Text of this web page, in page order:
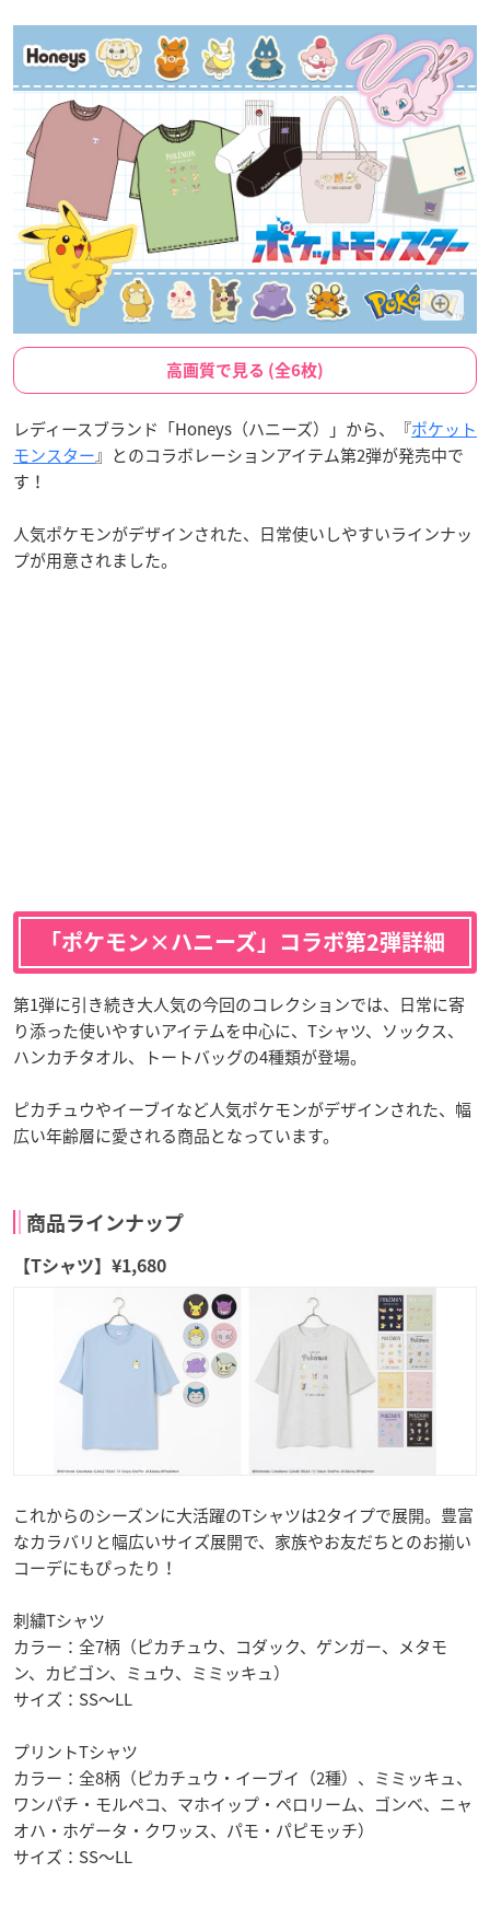
高画質で見る (全6枚)
レディースブランド「Honeys（ハニーズ）」から、『ポケット
モンスター』とのコラボレーションアイテム第2弾が発売中で
す！
人気ポケモンがデザインされた、日常使いしやすいラインナッ
プが用意されました。
「ポケモン×ハニーズ」コラボ第2弾詳細
第1弾に引き続き大人気の今回のコレクションでは、日常に寄
り添った使いやすいアイテムを中心に、Tシャツ、ソックス、
ハンカチタオル、トートバッグの4種類が登場。
ピカチュウやイーブイなど人気ポケモンがデザインされた、幅
広い年齢層に愛される商品となっています。
商品ラインナップ
【Tシャツ】¥1,680
これからのシーズンに大活躍のTシャツは2タイプで展開。豊富
なカラバリと幅広いサイズ展開で、家族やお友だちとのお揃い
コーデにもぴったり！
刺繍Tシャツ
カラー：全7柄（ピカチュウ、コダック、ゲンガー、メタモ
ン、カビゴン、ミュウ、ミミッキュ）
サイズ：SS～LL
プリントTシャツ
カラー：全8柄（ピカチュウ・イーブイ（2種）、ミミッキュ、
ワンパチ・モルペコ、マホイップ・ペロリーム、ゴンベ、ニャ
オハ・ホゲータ・クワッス、パモ・パピモッチ）
サイズ：SS～LL